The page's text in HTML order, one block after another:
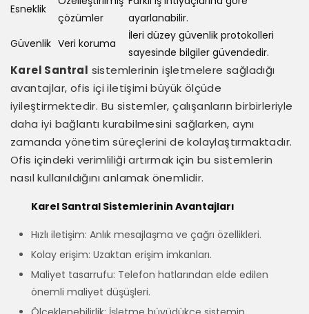
Esneklik
çözümler
ayarlanabilir.
Güvenlik Veri koruma
İleri düzey güvenlik protokolleri
sayesinde bilgiler güvendedir.
Karel Santral sistemlerinin işletmelere sağladığı
avantajlar, ofis içi iletişimi büyük ölçüde
iyileştirmektedir. Bu sistemler, çalışanların birbirleriyle
daha iyi bağlantı kurabilmesini sağlarken, aynı
zamanda yönetim süreçlerini de kolaylaştırmaktadır.
Ofis içindeki verimliliği artırmak için bu sistemlerin
nasıl kullanıldığını anlamak önemlidir.
Karel Santral Sistemlerinin Avantajları
Hızlı iletişim: Anlık mesajlaşma ve çağrı özellikleri.
Kolay erişim: Uzaktan erişim imkanları.
Maliyet tasarrufu: Telefon hatlarından elde edilen
önemli maliyet düşüşleri.